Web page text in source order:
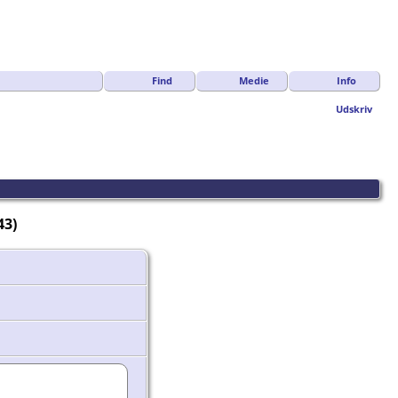
Find Medie Info
Udskriv